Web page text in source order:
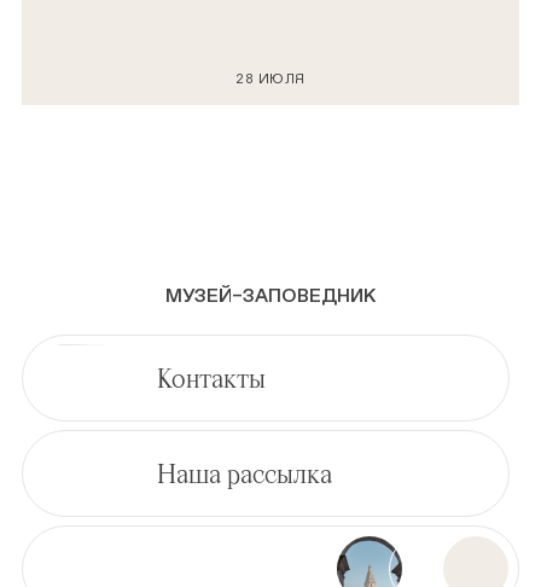
28 ИЮЛЯ
МУЗЕЙ–ЗАПОВЕДНИК
Контакты
Наша рассылка